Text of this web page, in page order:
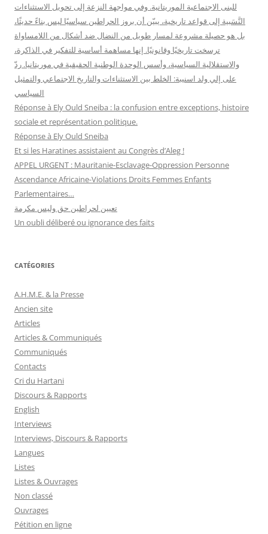
للبنى الاجتماعية الموريتانية. وفي مواجهة النزعة إلى تحويل الاستثناءات
النَّسَبية إلى قواعد تاريخية، يبيّن أن بروز الحراطين سياسيًا ليس بناءً حديثًا،
بل هو حصيلة مشروعة لمسار طويل من النضال ضد أشكال من اللامساواة
ترسخت تاريخيًا وقانونيًا. إنها مساهمة أساسية للتفكير في الذاكرة،
والاستقلالية السياسية، وأسس الوحدة الوطنية الحقيقية في موريتانيا. ردّ
على إلي ولد اسنيبة: الخلط بين الاستثناءات والتاريخ الاجتماعي والتمثيل
السياسي
Réponse à Ely Ould Sneiba : la confusion entre exceptions, histoire
sociale et représentation politique.
Réponse à Ely Ould Sneiba
Et si les Haratines assistaient au Congrès d’Aleg !
APPEL URGENT : Mauritanie-Esclavage-Oppression Personne
Ascendance Africaine-Violations Droits Femmes Enfants
Parlementaires…
تعيين لحراطين حق وليس مكرمة
Un oubli déliberé ou ignorance des faits
CATÉGORIES
A.H.M.E. & la Presse
Ancien site
Articles
Articles & Communiqués
Communiqués
Contacts
Cri du Hartani
Discours & Rapports
English
Interviews
Interviews, Discours & Rapports
Langues
Listes
Listes & Ouvrages
Non classé
Ouvrages
Pétition en ligne